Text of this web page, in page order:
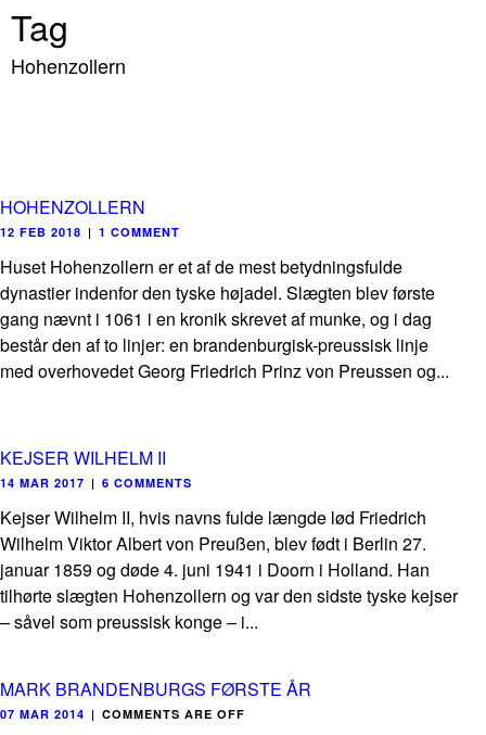
Tag
Hohenzollern
HOHENZOLLERN
12 FEB 2018 | 1 COMMENT
Huset Hohenzollern er et af de mest betydningsfulde
dynastier indenfor den tyske højadel. Slægten blev første
gang nævnt i 1061 i en kronik skrevet af munke, og i dag
består den af to linjer: en brandenburgisk-preussisk linje
med overhovedet Georg Friedrich Prinz von Preussen og...
KEJSER WILHELM II
14 MAR 2017 | 6 COMMENTS
Kejser Wilhelm II, hvis navns fulde længde lød Friedrich
Wilhelm Viktor Albert von Preußen, blev født i Berlin 27.
januar 1859 og døde 4. juni 1941 i Doorn i Holland. Han
tilhørte slægten Hohenzollern og var den sidste tyske kejser
– såvel som preussisk konge – i...
MARK BRANDENBURGS FØRSTE ÅR
07 MAR 2014 | COMMENTS ARE OFF